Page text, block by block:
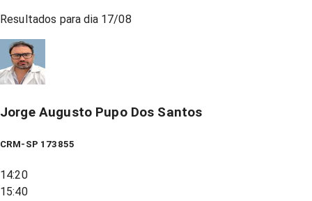
Resultados para dia 17/08
Jorge Augusto Pupo Dos Santos
CRM-SP 173855
14:20
15:40